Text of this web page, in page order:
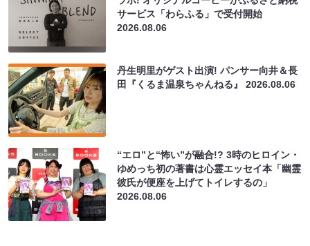
サービス「わらふる」で受付開始
2026.08.06
丹生明里がゲスト出演! パンサー向井＆長
田『くるま温泉ちゃんねる』2026.08.06
“エロ”と“怖い”が融合!? 3時のヒロイン・
ゆめっち初の著書は心霊エッセイ本「幽霊
彼氏が便座を上げてトイレするの」
2026.08.06